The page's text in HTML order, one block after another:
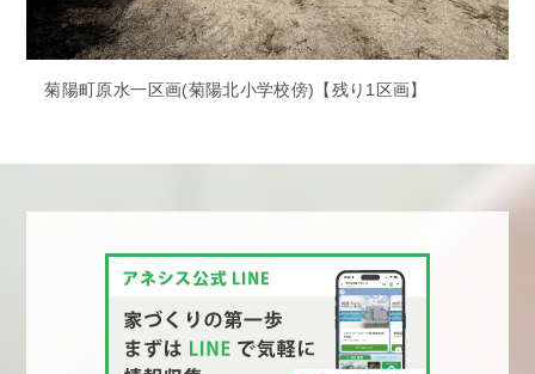
菊陽町原水一区画(菊陽北小学校傍)【残り1区画】